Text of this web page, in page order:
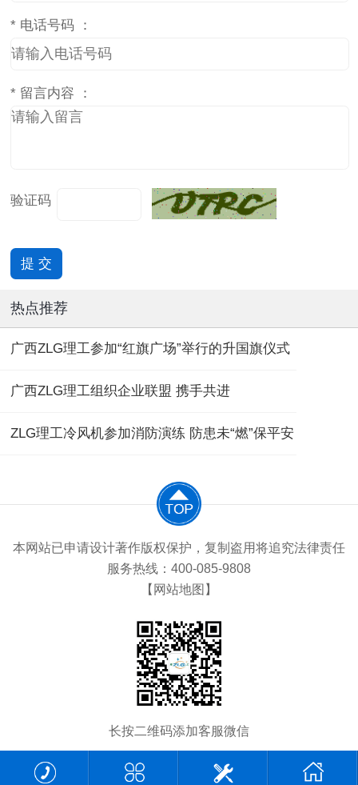
* 电话号码 ：
* 留言内容 ：
验证码
热点推荐
广西ZLG理工参加“红旗广场”举行的升国旗仪式
广西ZLG理工组织企业联盟 携手共进
ZLG理工冷风机参加消防演练 防患未“燃”保平安
本网站已申请设计著作版权保护，复制盗用将追究法律责任
服务热线：400-085-9808
【网站地图】
长按二维码添加客服微信